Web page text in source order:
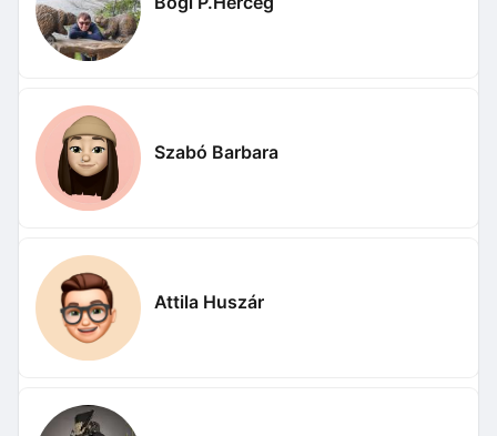
Szabó Barbara
Attila Huszár